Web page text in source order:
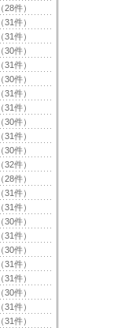
（28件）
（31件）
（31件）
（30件）
（31件）
（30件）
（31件）
（31件）
（30件）
（31件）
（30件）
（32件）
（28件）
（31件）
（31件）
（30件）
（31件）
（30件）
（31件）
（31件）
（30件）
（31件）
（31件）